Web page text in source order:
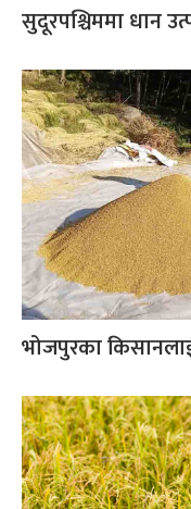
सुदूरपश्चिममा धान
भोजपुरका